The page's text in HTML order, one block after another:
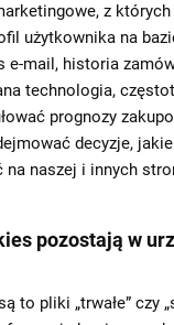
z których
użytkownika na
e-mail, historia
technologia,
prognozy
decyzje,
na naszej i innych
pozostają w
to pliki „trwałe” czy